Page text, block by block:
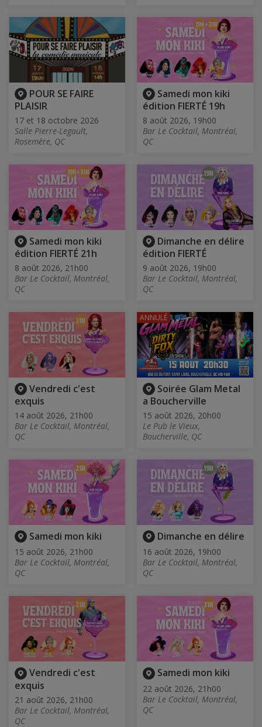
POUR SE FAIRE
PLAISIR
17 et 18 octobre 2026
Salle Pierre-Legault,
Rosemère, QC
Samedi mon kiki
édition FIERTÉ 19h
8 août 2026, 19h00
Bar Le Cocktail, Montréal,
QC
Samedi mon kiki
édition FIERTÉ 21h
8 août 2026, 21h00
Bar Le Cocktail, Montréal,
QC
Dimanche en délire
édition FIERTÉ
9 août 2026, 19h00
Bar Le Cocktail, Montréal,
QC
Vendredi c'est
exquis
14 août 2026, 21h00
Bar Le Cocktail, Montréal,
QC
Soirée Glam Metal
a Boucherville
15 août 2026, 20h00
Le Pub le Vieux,
Boucherville, QC
ANNULÉ
Samedi mon kiki
15 août 2026, 21h00
Bar Le Cocktail, Montréal,
QC
Dimanche en délire
16 août 2026, 19h00
Bar Le Cocktail, Montréal,
QC
Vendredi c'est
exquis
21 août 2026, 21h00
Bar Le Cocktail, Montréal,
QC
Samedi mon kiki
22 août 2026, 21h00
Bar Le Cocktail, Montréal,
QC